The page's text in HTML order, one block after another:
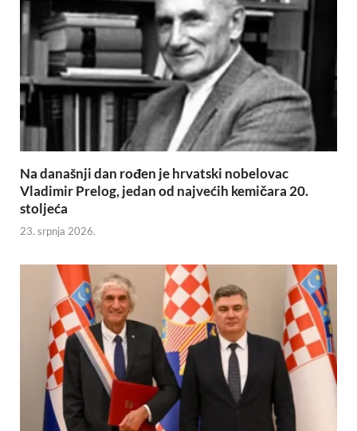
Na današnji dan rođen je hrvatski nobelovac
Vladimir Prelog, jedan od najvećih kemičara 20.
stoljeća
23. srpnja 2026.